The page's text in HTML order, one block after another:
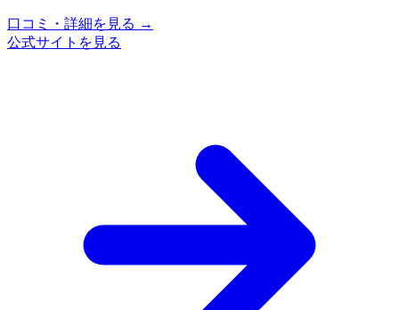
口コミ・詳細を見る →
公式サイトを見る